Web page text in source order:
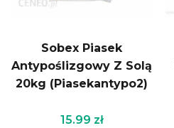
Sobex Piasek
Antypoślizgowy Z Solą
20kg (Piasekantypo2)
15.99 zł